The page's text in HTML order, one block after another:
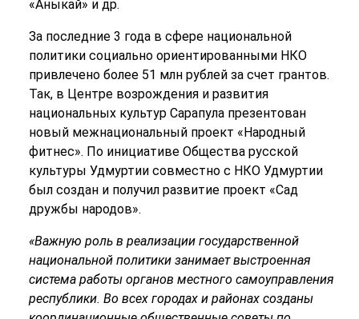
«Аныкай» и др.
За последние 3 года в сфере национальной
политики социально ориентированными НКО
привлечено более 51 млн рублей за счет грантов.
Так, в Центре возрождения и развития
национальных культур Сарапула презентован
новый межнациональный проект «Народный
фитнес». По инициативе Общества русской
культуры Удмуртии совместно с НКО Удмуртии
был создан и получил развитие проект «Сад
дружбы народов».
«Важную роль в реализации государственной
национальной политики занимает выстроенная
система работы органов местного самоуправления
республики. Во всех городах и районах созданы